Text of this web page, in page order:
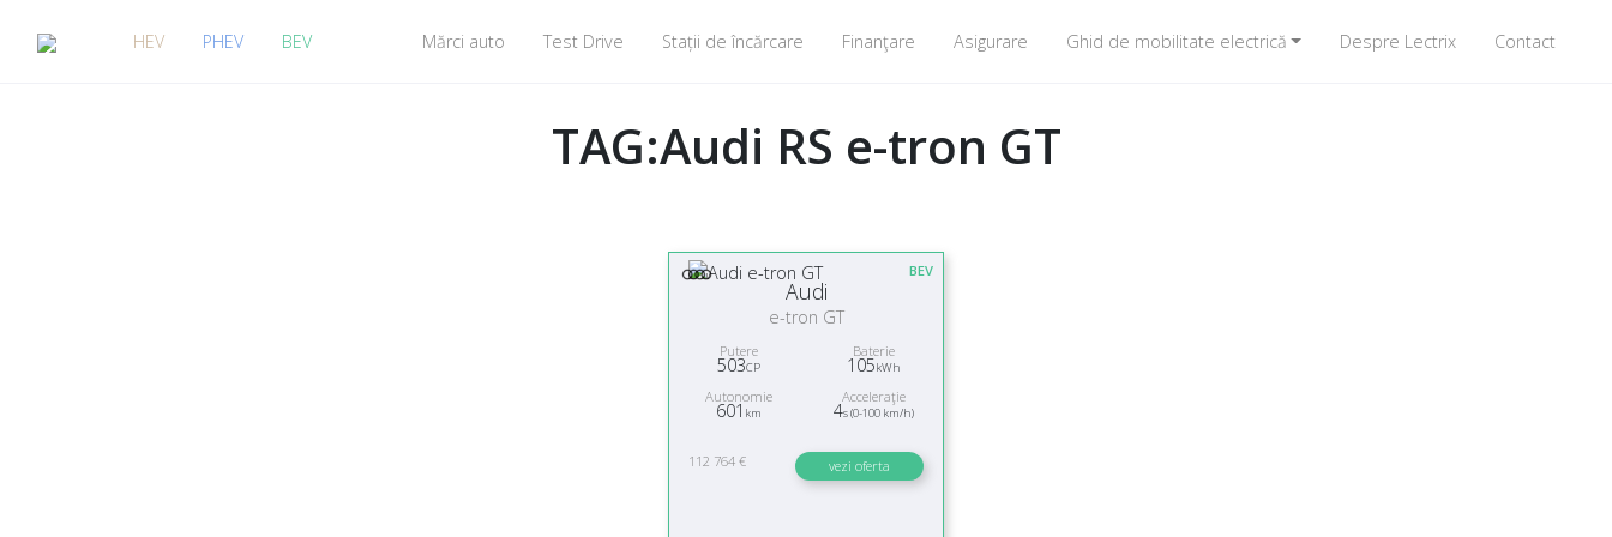
HEV PHEV BEV Mărci auto Test Drive Stații de încărcare Finanţare Asigurare Ghid de mobilitate electrică Despre Lectrix Contact
TAG:Audi RS e-tron GT
BEV
Audi
e-tron GT
Putere
503CP
Baterie
105kWh
Autonomie
601 km
Acceleraţie
4s (0-100 km/h)
112 764 € vezi oferta